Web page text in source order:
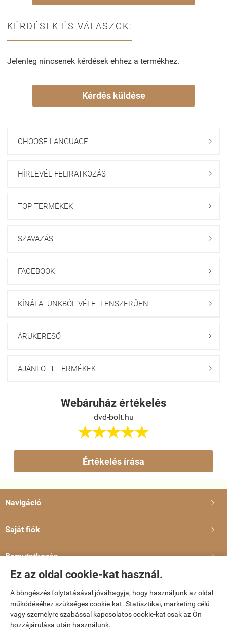
Ez az oldal cookie-kat használ.
A böngészés folytatásával jóváhagyja, hogy használjunk az oldal
működéséhez szükséges cookie-kat. Statisztikai, marketing célú
vagy személyre szabással kapcsolatos cookie-kat csak az Ön
hozzájárulása után használunk.
KÉRDÉSEK ÉS VÁLASZOK:
Jelenleg nincsenek kérdések ehhez a termékhez.
Kérdés küldése
CHOOSE LANGUAGE 
HÍRLEVÉL FELIRATKOZÁS 
TOP TERMÉKEK 
SZAVAZÁS 
FACEBOOK 
KÍNÁLATUNKBÓL VÉLETLENSZERŰEN 
ÁRUKERESŐ 
AJÁNLOTT TERMÉKEK 
Webáruház értékelés
dvd-bolt.hu

Értékelés írása
Navigáció 
Saját fiók 
Bemutatkozás 
dvd-bolt.hu -Kemény Gábor EV-ÁSZF-Adatkezelési tájékoztató